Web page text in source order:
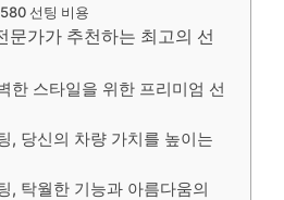
선팅 비용
문가가 추천하는 최고의 선
한 스타일을 위한 프리미엄 선
, 당신의 차량 가치를 높이는
, 탁월한 기능과 아름다움의